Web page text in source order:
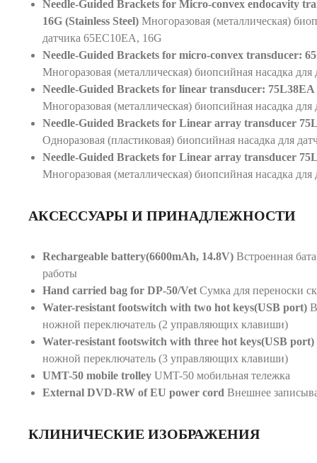
Needle-Guided Brackets for Micro-convex endocavity
16G (Stainless Steel) Многоразовая (металлическая)
датчика 65EC10EA, 16G
Needle-Guided Brackets for micro-convex transducer:
Многоразовая (металлическая) биопсийная насадка
Needle-Guided Brackets for linear transducer: 75L38EA
Многоразовая (металлическая) биопсийная насадка
Needle-Guided Brackets for Linear array transducer
Одноразовая (пластиковая) биопсийная насадка для
Needle-Guided Brackets for Linear array transducer
Многоразовая (металлическая) биопсийная насадка
АКСЕССУАРЫ И ПРИНАДЛЕЖНОСТИ
Rechargeable battery(6600mAh, 14.8V) Встроенная
работы
Hand carried bag for DP-50/Vet Сумка для переноски
Water-resistant footswitch with two hot keys(USB port)
ножной переключатель (2 управляющих клавиши)
Water-resistant footswitch with three hot keys(USB port)
ножной переключатель (3 управляющих клавиши)
UMT-50 mobile trolley UMT-50 мобильная тележка
External DVD-RW of EU power cord Внешнее
КЛИНИЧЕСКИЕ ИЗОБРАЖЕНИЯ